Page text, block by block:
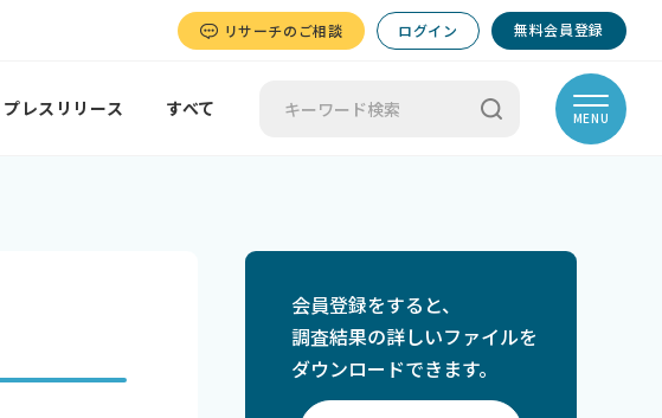
リサーチのご相談 ログイン 無料会員登録
プレスリリース すべて MENU
会員登録をすると、
調査結果の詳しいファイルを
ダウンロードできます。